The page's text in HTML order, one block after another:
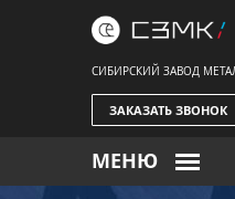
СИБИРСКИЙ ЗАВОД
ЗАКАЗАТЬ ЗВОНОК
МЕНЮ